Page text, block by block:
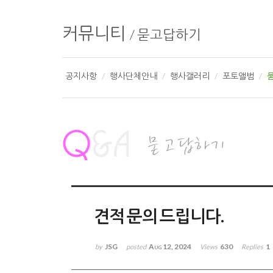
커뮤니티 /묻고답하기
공지사항 행사단체안내 행사갤러리 포토앨범
견적 문의 드립니다.
by JSG posted Aug 12, 2024 Views 630 Replies 1